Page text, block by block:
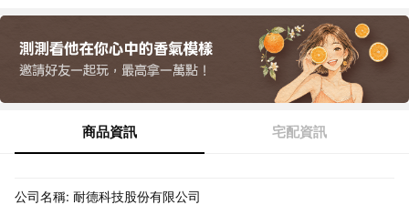
商品資訊 宅配資訊
公司名稱: 耐德科技股份有限公司